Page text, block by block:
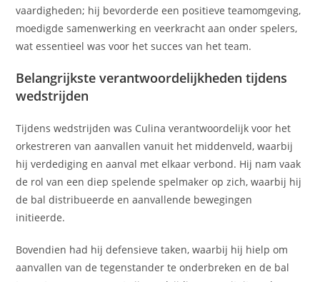
vaardigheden; hij bevorderde een positieve teamomgeving,
moedigde samenwerking en veerkracht aan onder spelers,
wat essentieel was voor het succes van het team.
Belangrijkste verantwoordelijkheden tijdens
wedstrijden
Tijdens wedstrijden was Culina verantwoordelijk voor het
orkestreren van aanvallen vanuit het middenveld, waarbij
hij verdediging en aanval met elkaar verbond. Hij nam vaak
de rol van een diep spelende spelmaker op zich, waarbij hij
de bal distribueerde en aanvallende bewegingen
initieerde.
Bovendien had hij defensieve taken, waarbij hij hielp om
aanvallen van de tegenstander te onderbreken en de bal